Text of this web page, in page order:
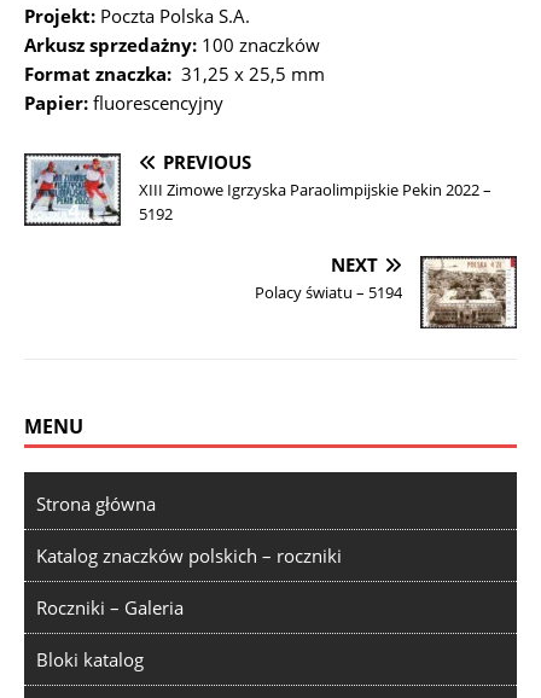
Projekt: Poczta Polska S.A.
Arkusz sprzedażny: 100 znaczków
Format znaczka: 31,25 x 25,5 mm
Papier: fluorescencyjny
PREVIOUS
XIII Zimowe Igrzyska Paraolimpijskie Pekin 2022 –
5192
NEXT
Polacy światu – 5194
MENU
Strona główna
Katalog znaczków polskich – roczniki
Roczniki – Galeria
Bloki katalog